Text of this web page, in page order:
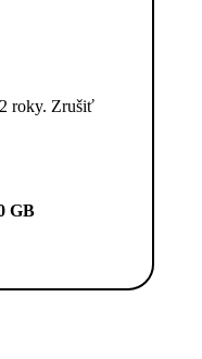
roky. Zrušiť
GB